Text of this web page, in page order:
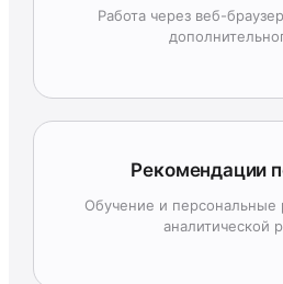
Работа через веб-
Рекомендации
Обучение и персональные
аналитической